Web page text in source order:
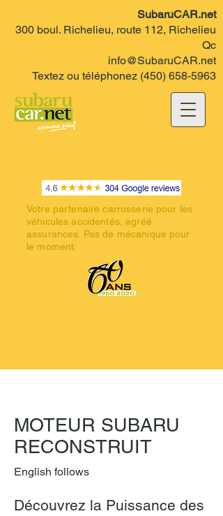
SubaruCAR.net
300 boul. Richelieu, route 112, Richelieu
Qc
info@SubaruCAR.net
Textez ou téléphonez (450) 658-5963
Votre partenaire carrosserie pour les
véhicules accidentés, agréé
assurances. Pas de mécanique pour
le moment.
MOTEUR SUBARU
RECONSTRUIT
English follows
Découvrez la Puissance des